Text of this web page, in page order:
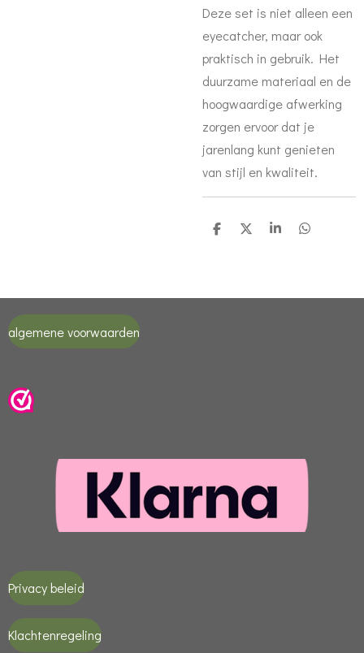
Deze set is niet alleen een
eyecatcher, maar ook
praktisch in gebruik. Het
duurzame materiaal en de
hoogwaardige afwerking
zorgen ervoor dat je
jarenlang kunt genieten
van stijl en kwaliteit.
D
D
S
D
algemene voorwaarden
Privacy beleid
Klachtenregeling